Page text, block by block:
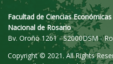
Facultad de Ciencias
Nacional de Rosario
Bv. Oroño 1261 - S2000DSM -
Copyright © 2021. All Rights